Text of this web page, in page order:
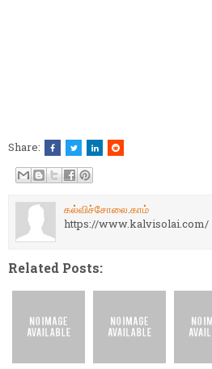
Share:
கல்விச்சோலை.காம்
https://www.kalvisolai.com/
Related Posts: